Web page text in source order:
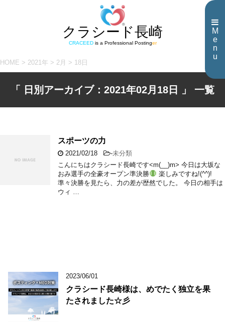
M
e
n
u
クラシード長崎
CRACEEDis a Professional Postinger
HOME > 2021年 > 2月 > 18日
「 日別アーカイブ：2021年02月18日 」 一覧
スポーツの力
2021/02/18 -未分類
こんにちはクラシード長崎です<m(__)m> 今日は大坂な
おみ選手の全豪オープン準決勝
楽しみですね!(^^)!
準々決勝を見たら、力の差が歴然でした。 今日の相手は
ウィ …
2023/06/01
クラシード長崎様は、めでたく独立を果
たされました☆彡